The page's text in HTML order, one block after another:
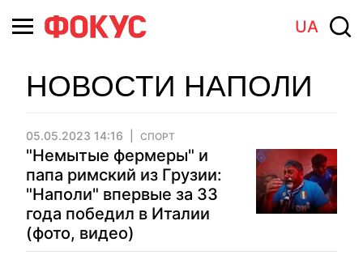
UA
НОВОСТИ НАПОЛИ
05.05.2023 14:16 СПОРТ
"Немытые фермеры" и
папа римский из Грузии:
"Наполи" впервые за 33
года победил в Италии
(фото, видео)